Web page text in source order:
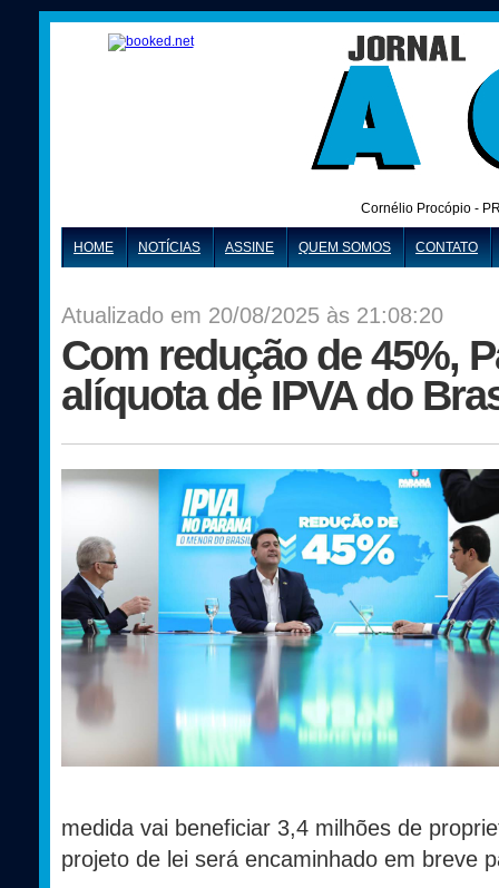
Cornélio Procópio -
HOME NOTÍCIAS ASSINE QUEM SOMOS CONTATO
Atualizado em 20/08/2025 às 21:08:20
Com redução de 45%,
alíquota de IPVA do
medida vai beneficiar 3,4 milhões de
projeto de lei será encaminhado em breve